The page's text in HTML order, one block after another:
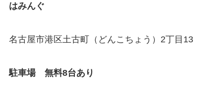
はみんぐ
名古屋市港区土古町（どんこちょう）2丁目13
駐車場 無料8台あり